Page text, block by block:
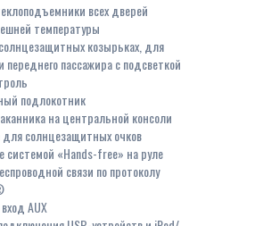
всех дверей
температуры
козырьках, для
переднего пассажира с подсветкой
подлокотник
на центральной консоли
для солнцезащитных очков
системой «Hands-free» на руле
связи по протоколу
AUX